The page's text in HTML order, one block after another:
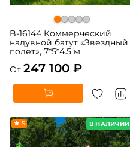
B-16144 Коммерческий
надувной батут «Звездный
полет», 7*5*4.5 м
От 247 100 ₽
В НАЛИЧИИ
5